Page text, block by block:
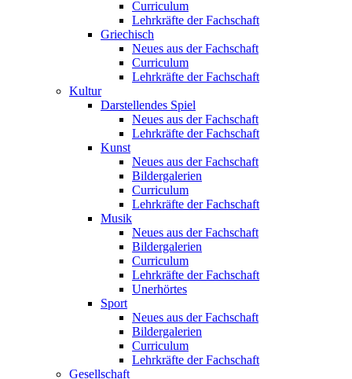
Curriculum
Lehrkräfte der Fachschaft
Griechisch
Neues aus der Fachschaft
Curriculum
Lehrkräfte der Fachschaft
Kultur
Darstellendes Spiel
Neues aus der Fachschaft
Lehrkräfte der Fachschaft
Kunst
Neues aus der Fachschaft
Bildergalerien
Curriculum
Lehrkräfte der Fachschaft
Musik
Neues aus der Fachschaft
Bildergalerien
Curriculum
Lehrkräfte der Fachschaft
Unerhörtes
Sport
Neues aus der Fachschaft
Bildergalerien
Curriculum
Lehrkräfte der Fachschaft
Gesellschaft